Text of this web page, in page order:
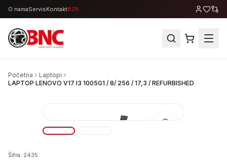
O namaServisKontaktB2B
Početna
Laptopi
LAPTOP LENOVO V17 I3 1005G1 / 8/ 256 / 17,3 / REFURBISHED
Šifra: 2435